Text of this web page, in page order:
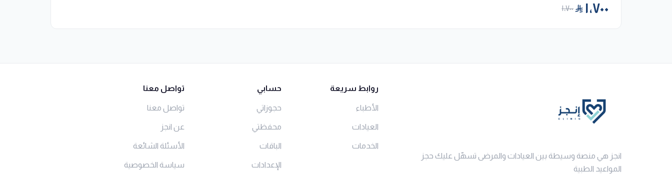
١٬٧٠٠ ١٬٧٠٠
انجز هي منصة وسيطة بين العيادات والمرضى تسهّل عليك حجز
المواعيد الطبية
روابط سريعة
الأطباء
العيادات
الخدمات
حسابي
حجوزاتي
محفظتي
الباقات
الإعدادات
تواصل معنا
تواصل معنا
عن انجز
الأسئلة الشائعة
سياسة الخصوصية